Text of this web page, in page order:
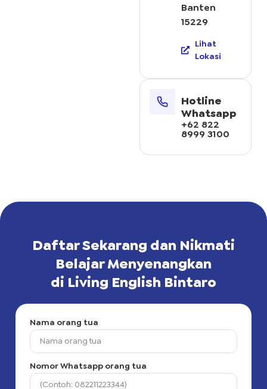
Banten
15229
Lihat
Lokasi
Hotline
Whatsapp
+62 822
8999 3100
Daftar Sekarang dan Nikmati
Belajar Menyenangkan
di Living English Bintaro
Nama orang tua
Nomor Whatsapp orang tua